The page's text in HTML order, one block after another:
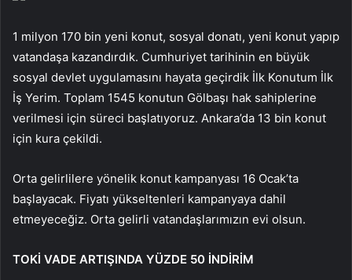
1 milyon 170 bin yeni konut, sosyal donatı, yeni konut yapıp
vatandaşa kazandırdık. Cumhuriyet tarihinin en büyük
sosyal devlet uygulamasını hayata geçirdik İlk Konutum İlk
İş Yerim. Toplam 1545 konutun Gölbaşı hak sahiplerine
verilmesi için süreci başlatıyoruz. Ankara’da 13 bin konut
için kura çekildi.
Orta gelirlilere yönelik konut kampanyası 16 Ocak’ta
başlayacak. Fiyatı yükseltenleri kampanyaya dahil
etmeyeceğiz. Orta gelirli vatandaşlarımızın evi olsun.
TOKİ VADE ARTIŞINDA YÜZDE 50 İNDİRİM